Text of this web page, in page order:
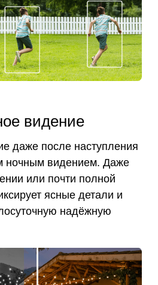
видение
даже после наступления
ночным видением. Даже
или почти полной
ясные детали и
надёжную